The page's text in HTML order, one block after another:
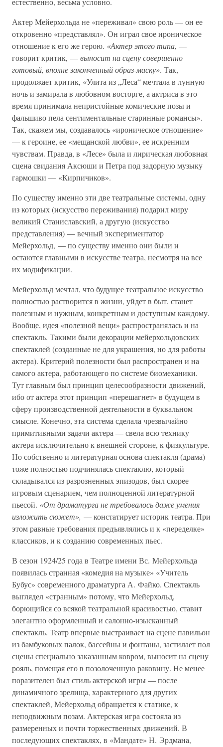
Актер Мейерхольда не «переживал» свою роль — он ее
откровенно «представлял». Он играл свое ироническое
отношение к его же герою. «Актер этого типа, —
говорит критик, —выносит на сцену совершенно
готовый, вполне законченный образ-маску». Так,
продолжает критик, «Улита из „Леса“ мечтала в лунную
ночь и замирала в любовном восторге, а актриса в это
время принимала непристойные комические позы и
фальшиво пела сентиментальные старинные романсы».
Так, скажем мы, создавалось «ироническое отношение»
— к героине, ее «мещанской любви», ее искренним
чувствам. Правда, в «Лесе» была и лирическая любовная
сцена свидания Аксюши и Петра под задорную музыку
гармошки — «Кирпичиков».
По существу именно эти две театральные системы, одну
из которых (искусство переживания) подарил миру
великий Станиславский, а другую (искусство
представления) — вечный экспериментатор
Мейерхольд, — по существу именно они были и
остаются главными в искусстве театра, несмотря на все
их модификации.
Мейерхольд мечтал, что будущее театральное искусство
полностью растворится в жизни, уйдет в быт, станет
полезным и нужным, конкретным и доступным каждому.
Вообще, идея «полезной вещи» распространялась и на
спектакль. Такими были декорации мейерхольдовских
спектаклей (созданные не для украшения, но для работы
актера). Критерий полезности был распространен и на
самого актера, работающего по системе биомеханики.
Тут главным был принцип целесообразности движений,
ибо от актера этот принцип «перешагнет» в будущем в
сферу производственной деятельности в буквальном
смысле. Конечно, эта система сделала чрезвычайно
примитивными задачи актера — свела всю технику
актера исключительно к внешней стороне, к физкультуре.
Но собственно и литературная основа спектакля (драма)
тоже полностью подчинялась спектаклю, который
складывался из разрозненных эпизодов, был скорее
игровым сценарием, чем полноценной литературной
пьесой. «От драматурга не требовалось даже умения
изложить сюжет», — констатирует историк театра. При
этом равные требования предъявлялись и к «переделке»
классиков, и к созданию современных пьес.
В сезон 1924/25 года в Театре имени Вс. Мейерхольда
появилась странная «комедия на музыке» «Учитель
Бубус» современного драматурга А. Файко. Спектакль
выглядел «странным» потому, что Мейерхольд,
борющийся со всякой театральной красивостью, ставит
элегантно оформленный и салонно-изысканный
спектакль. Театр впервые выстраивает на сцене павильон
из бамбуковых палок, бассейны и фонтаны, застилает пол
сцены специально заказанным ковром, выносит на сцену
рояль, помещая его в позолоченную раковину. Не менее
поразителен был стиль актерской игры — после
динамичного зрелища, характерного для других
спектаклей, Мейерхольд обращается к статике, к
неподвижным позам. Актерская игра состояла из
размеренных и почти торжественных движений. В
последующих спектаклях, в «Мандате» Н. Эрдмана,